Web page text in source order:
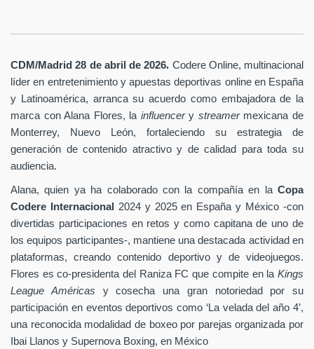
CDM/Madrid 28 de abril de 2026. Codere Online, multinacional
líder en entretenimiento y apuestas deportivas online en España
y Latinoamérica, arranca su acuerdo como embajadora de la
marca con Alana Flores, la influencery streamer mexicana de
Monterrey, Nuevo León, fortaleciendo su estrategia de
generación de contenido atractivo y de calidad para toda su
audiencia.
Alana, quien ya ha colaborado con la compañía en la Copa
Codere Internacional 2024 y 2025 en España y México -con
divertidas participaciones en retos y como capitana de uno de
los equipos participantes-, mantiene una destacada actividad en
plataformas, creando contenido deportivo y de videojuegos.
Flores es co-presidenta del Raniza FC que compite en la Kings
League Américas y cosecha una gran notoriedad por su
participación en eventos deportivos como ‘La velada del año 4’,
una reconocida modalidad de boxeo por parejas organizada por
Ibai Llanos y Supernova Boxing, en México